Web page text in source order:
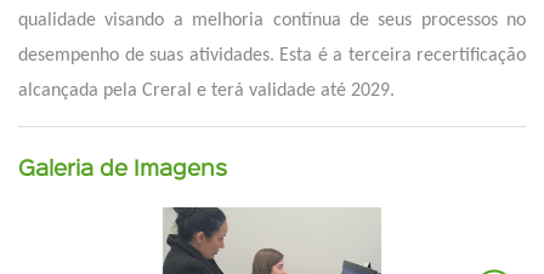
qualidade visando a melhoria contínua de seus processos no
desempenho de suas atividades. Esta é a terceira recertificação
alcançada pela Creral e terá validade até 2029.
Galeria de Imagens